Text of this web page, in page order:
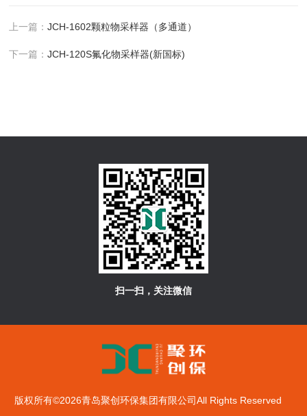
上一篇：JCH-1602颗粒物采样器（多通道）
下一篇：JCH-120S氟化物采样器(新国标)
扫一扫，关注微信
版权所有©2026青岛聚创环保集团有限公司All Rights Reserved